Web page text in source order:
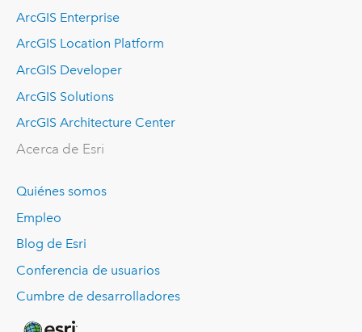
ArcGIS Enterprise
ArcGIS Location Platform
ArcGIS Developer
ArcGIS Solutions
ArcGIS Architecture Center
Acerca de Esri
Quiénes somos
Empleo
Blog de Esri
Conferencia de usuarios
Cumbre de desarrolladores